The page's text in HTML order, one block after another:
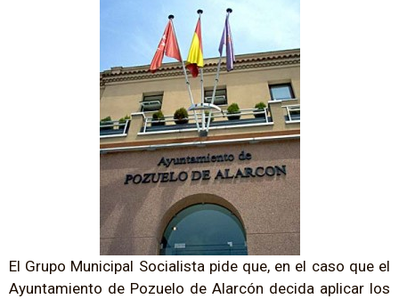
El Grupo Municipal Socialista pide que, en el caso que el
Ayuntamiento de Pozuelo de Alarcón decida aplicar los